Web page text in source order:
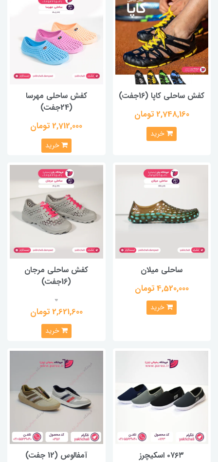
کفش ساحلی کاپا (16جفت)
2,748,160 تومان
خرید
کفش ساحلی مهرسا
(24جفت)
2,712,000 تومان
خرید
ساحلی میلان
4,520,000 تومان
خرید
کفش ساحلی مرجان
(16جفت)
0
2,621,600 تومان
خرید
۰۷۶۳ اسکیچرز آمفالوس (12 جفت)